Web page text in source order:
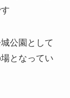
公園として
となってい